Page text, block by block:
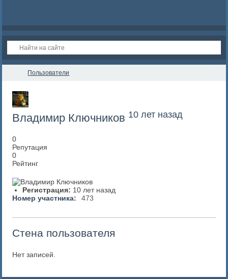
Пользователи
Владимир Ключников 10 лет назад
0
Репутация
0
Рейтинг
Регистрация: 10 лет назад
Номер участника:
473
Стена пользователя
Нет записей.